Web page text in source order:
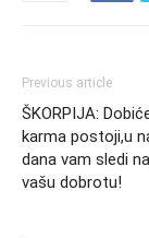
Previous article
ŠKORPIJA:
karma postoji,u
dana vam sledi
vašu dobrotu!